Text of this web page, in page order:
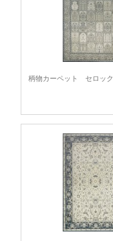
柄物カーペット セロッ